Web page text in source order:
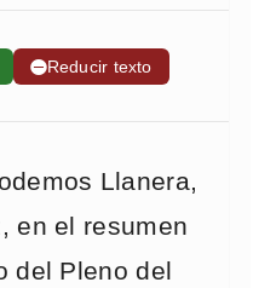
➖Reducir texto
Llanera,
en el resumen
del Pleno del